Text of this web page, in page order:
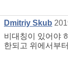
Dmitriy Skub
비대칭이 있어야
한되고 위에서부